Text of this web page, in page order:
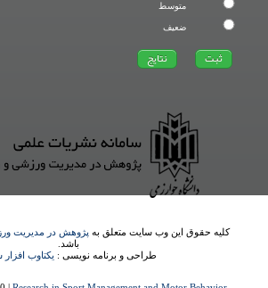
متوسط
ضعیف
کلیه حقوق این وب سایت متعلق به پژوهش در مدیریت
باشد.
طراحی و برنامه نویسی : یکتاوب افزار